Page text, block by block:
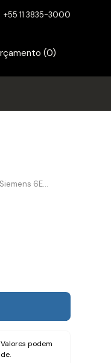
+55 11 3835-3000
(0)
Cabo Potência M8 0,19M Siemens 6ES71942LH021AA0
podem